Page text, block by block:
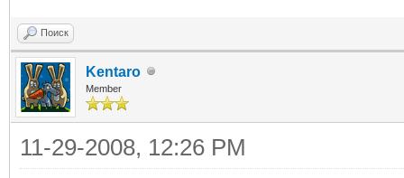
Поиск
Kentaro
Member
11-29-2008, 12:26 PM